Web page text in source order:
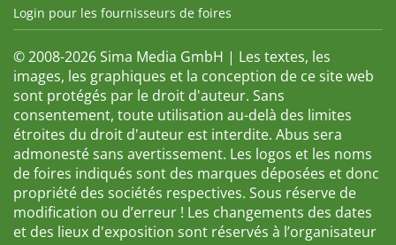
Login pour les fournisseurs de foires
© 2008-2026 Sima Media GmbH | Les textes, les
images, les graphiques et la conception de ce site web
sont protégés par le droit d'auteur. Sans
consentement, toute utilisation au-delà des limites
étroites du droit d'auteur est interdite. Abus sera
admonesté sans avertissement. Les logos et les noms
de foires indiqués sont des marques déposées et donc
propriété des sociétés respectives. Sous réserve de
modification ou d’erreur ! Les changements des dates
et des lieux d'exposition sont réservés à l’organisateur